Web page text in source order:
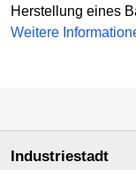
Herstellung eines
Weitere
Industriestadt